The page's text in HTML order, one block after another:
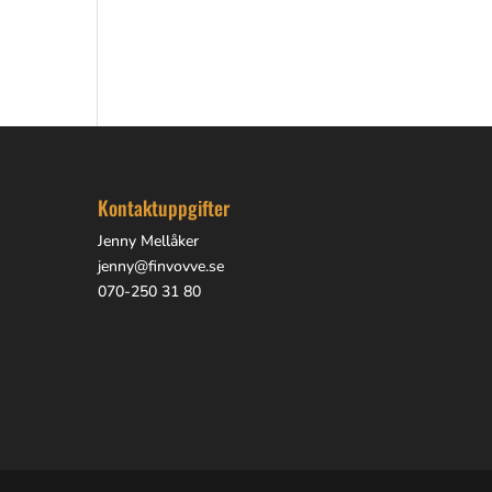
Kontaktuppgifter
Jenny Mellåker
jenny@finvovve.se
070-250 31 80